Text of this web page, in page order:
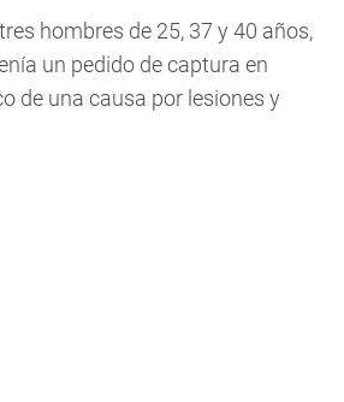
hombres de 25, 37 y 40 años,
un pedido de captura en
de una causa por lesiones y